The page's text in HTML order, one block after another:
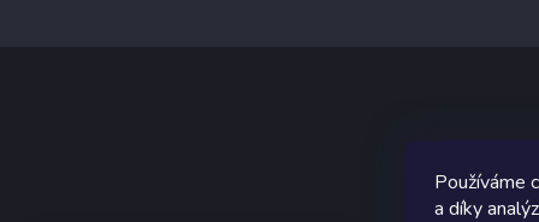
Používáme
a díky